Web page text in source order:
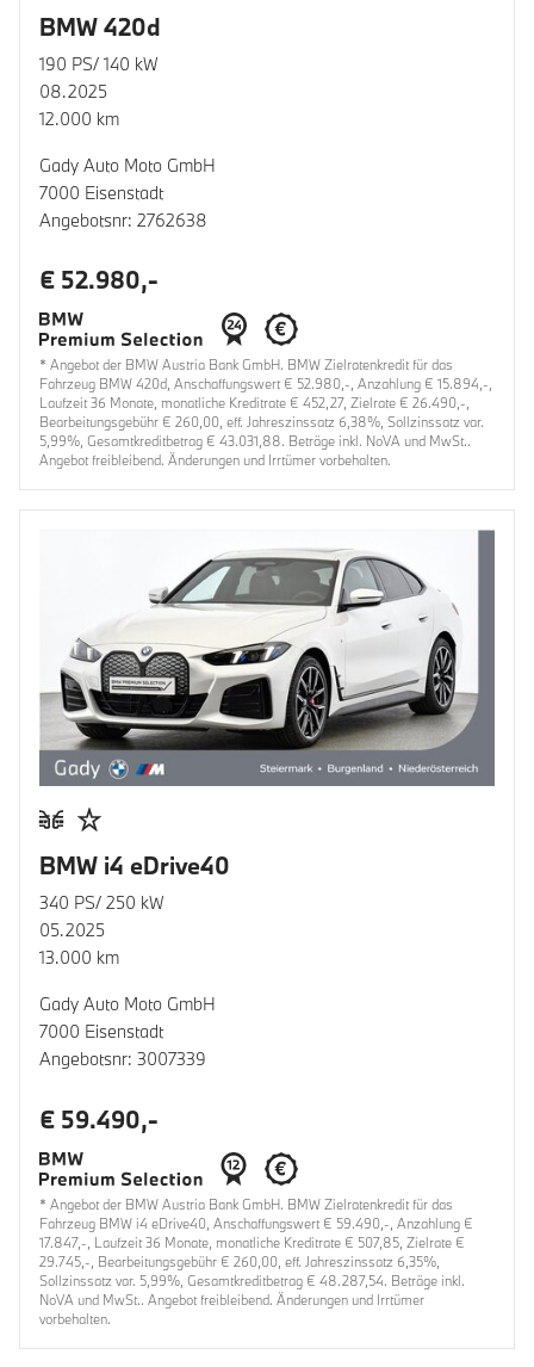
BMW 420d
190 PS/ 140 kW
08.2025
12.000 km
Gady Auto Moto GmbH
7000 Eisenstadt
Angebotsnr: 2762638
€ 52.980,-
* Angebot der BMW Austria Bank GmbH. BMW Zielratenkredit für das
Fahrzeug BMW 420d, Anschaffungswert € 52.980,-, Anzahlung € 15.894,-,
Laufzeit 36 Monate, monatliche Kreditrate € 452,27, Zielrate € 26.490,-,
Bearbeitungsgebühr € 260,00, eff. Jahreszinssatz 6,38%, Sollzinssatz var.
5,99%, Gesamtkreditbetrag € 43.031,88. Beträge inkl. NoVA und MwSt..
Angebot freibleibend. Änderungen und Irrtümer vorbehalten.
BMW i4 eDrive40
340 PS/ 250 kW
05.2025
13.000 km
Gady Auto Moto GmbH
7000 Eisenstadt
Angebotsnr: 3007339
€ 59.490,-
* Angebot der BMW Austria Bank GmbH. BMW Zielratenkredit für das
Fahrzeug BMW i4 eDrive40, Anschaffungswert € 59.490,-, Anzahlung €
17.847,-, Laufzeit 36 Monate, monatliche Kreditrate € 507,85, Zielrate €
29.745,-, Bearbeitungsgebühr € 260,00, eff. Jahreszinssatz 6,35%,
Sollzinssatz var. 5,99%, Gesamtkreditbetrag € 48.287,54. Beträge inkl.
NoVA und MwSt.. Angebot freibleibend. Änderungen und Irrtümer
vorbehalten.